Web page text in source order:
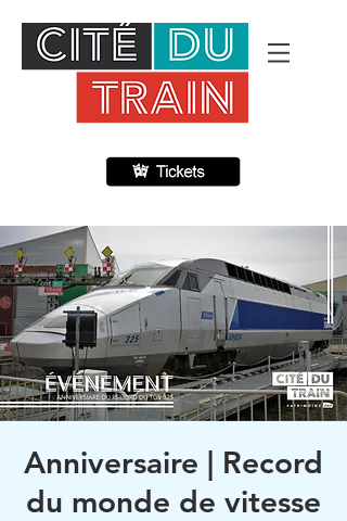
Anniversaire | Record
du monde de vitesse